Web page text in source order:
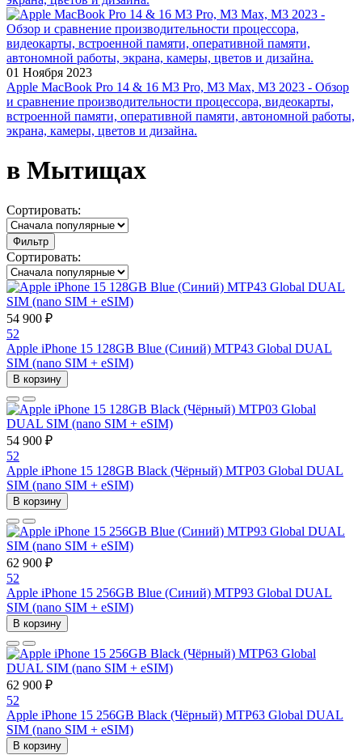
01 Ноября 2023
Apple MacBook Pro 14 & 16 M3 Pro, M3 Max, M3 2023 - Обзор
и сравнение производительности процессора, видеокарты,
встроенной памяти, оперативной памяти, автономной работы,
экрана, камеры, цветов и дизайна.
в Мытищах
Сортировать:
Фильтр
Сортировать:
54 900 ₽
52
Apple iPhone 15 128GB Blue (Синий) MTP43 Global DUAL
SIM (nano SIM + eSIM)
В корзину
54 900 ₽
52
Apple iPhone 15 128GB Black (Чёрный) MTP03 Global DUAL
SIM (nano SIM + eSIM)
В корзину
62 900 ₽
52
Apple iPhone 15 256GB Blue (Синий) MTP93 Global DUAL
SIM (nano SIM + eSIM)
В корзину
62 900 ₽
52
Apple iPhone 15 256GB Black (Чёрный) MTP63 Global DUAL
SIM (nano SIM + eSIM)
В корзину